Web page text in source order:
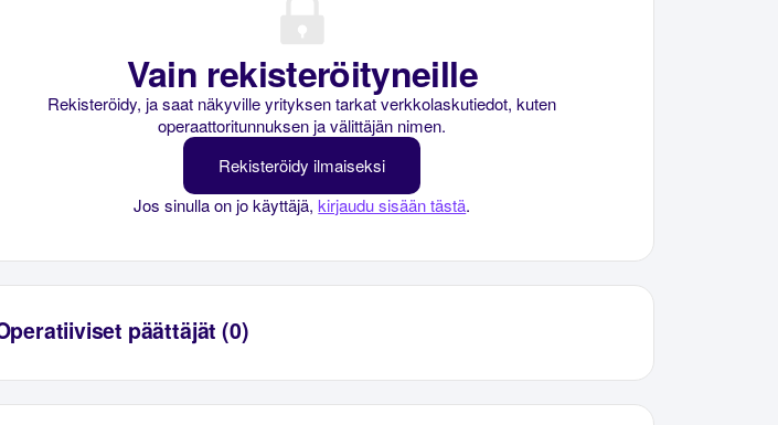
Vain rekisteröityneille
Rekisteröidy, ja saat näkyville yrityksen tarkat verkkolaskutiedot, kuten
operaattoritunnuksen ja välittäjän nimen.
Rekisteröidy ilmaiseksi
Jos sinulla on jo käyttäjä,kirjaudu sisään tästä.
päättäjät (0)